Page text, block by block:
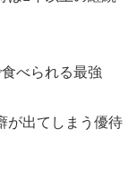
べられる最強
が出てしまう優待